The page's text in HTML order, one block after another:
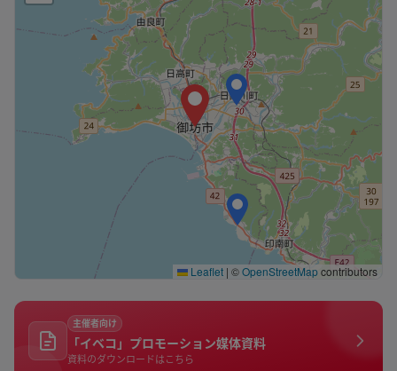
Leaflet | ©OpenStreetMapcontributors
主催者向け
「イベコ」プロモーション媒体資料
資料のダウンロードはこちら